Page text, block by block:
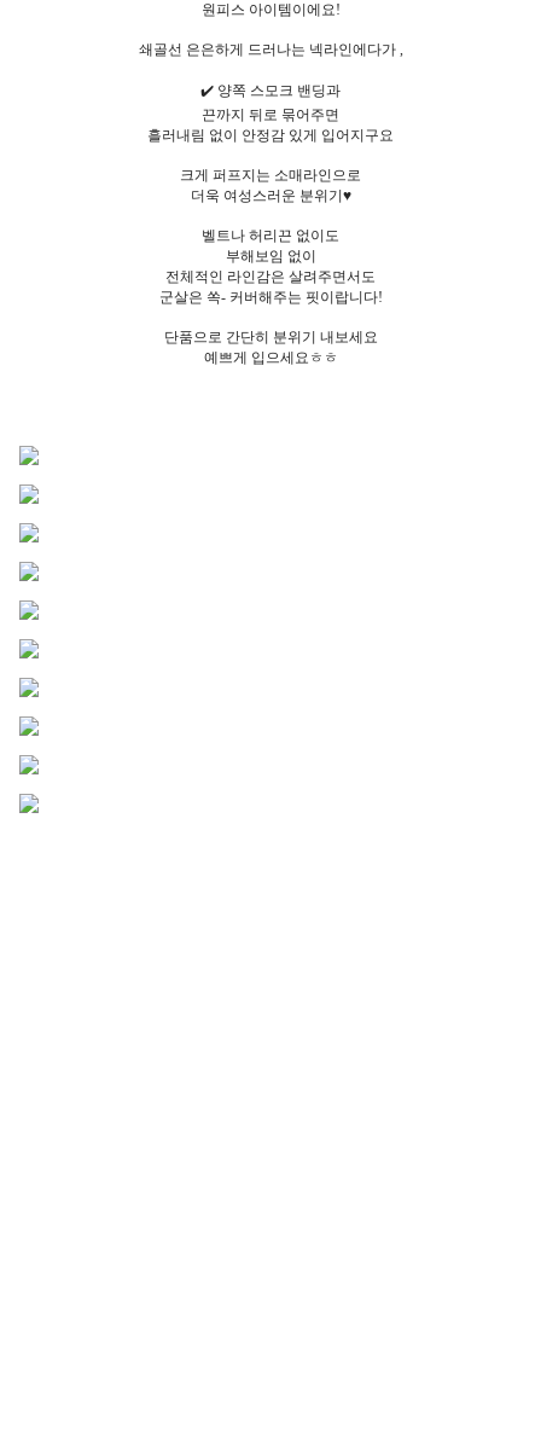
원피스 아이템이에요!
쇄골선 은은하게 드러나는 넥라인에다가 ,
✔️ 양쪽 스모크 밴딩과
끈까지 뒤로 묶어주면
흘러내림 없이 안정감 있게 입어지구요
크게 퍼프지는 소매라인으로
더욱 여성스러운 분위기♥
벨트나 허리끈 없이도
부해보임 없이
전체적인 라인감은 살려주면서도
군살은 쏙- 커버해주는 핏이랍니다!
단품으로 간단히 분위기 내보세요
예쁘게 입으세요ㅎㅎ